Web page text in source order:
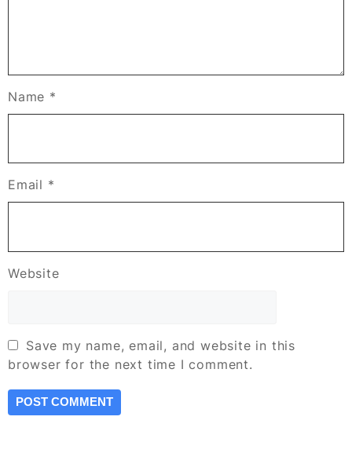
Name *
Email *
Website
Save my name, email, and website in this
browser for the next time I comment.